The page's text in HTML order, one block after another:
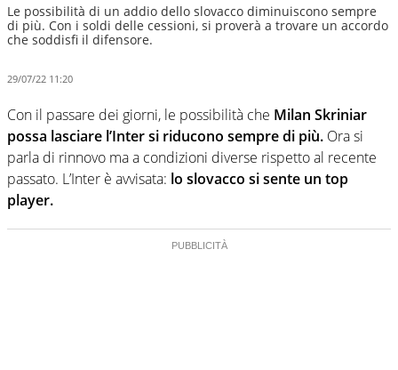
Le possibilità di un addio dello slovacco diminuiscono sempre
di più. Con i soldi delle cessioni, si proverà a trovare un accordo
che soddisfi il difensore.
29/07/22 11:20
Con il passare dei giorni, le possibilità che Milan Skriniar
possa lasciare l’Inter si riducono sempre di più. Ora si
parla di rinnovo ma a condizioni diverse rispetto al recente
passato. L’Inter è avvisata: lo slovacco si sente un top
player.